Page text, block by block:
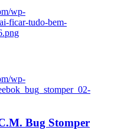
wp-
ficar-tudo-bem-
wp-
Bug Stomper